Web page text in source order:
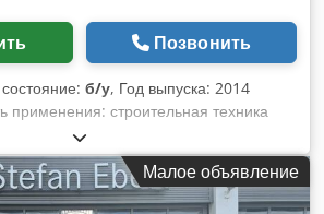
Позвонить
б/у, Год выпуска: 2014
применения: строительная техника
хорошее Техническое состояние:
состояние: очень хорошее Для
информации обращайтесь к
Продаётся: Поворотный ротатор
Малое объявление